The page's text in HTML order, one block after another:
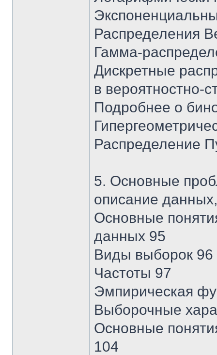
Распределения
Гамма-
Дискретные
в вероятностно-
Подробнее о
Распределение
5. Основные
описание
Основные
данных 95
Виды выборок 96
Частоты 97
Эмпирическая
Выборочные
Основные
104